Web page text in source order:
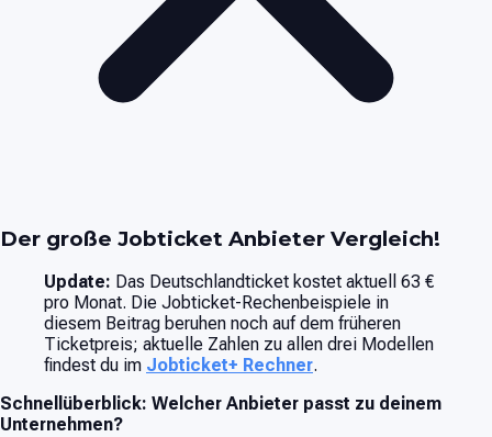
Der große Jobticket Anbieter Vergleich!
Update: Das Deutschlandticket kostet aktuell 63 €
pro Monat. Die Jobticket-Rechenbeispiele in
diesem Beitrag beruhen noch auf dem früheren
Ticketpreis; aktuelle Zahlen zu allen drei Modellen
findest du im Jobticket+ Rechner.
Schnellüberblick: Welcher Anbieter passt zu deinem
Unternehmen?